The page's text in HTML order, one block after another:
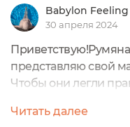
Babylon Feeling
30 апреля 2024
представляю свой
Чтобы они легли
R225 от бренда
Читать далее